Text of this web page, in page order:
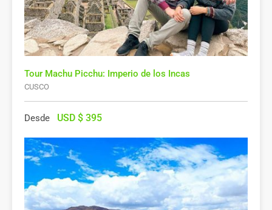
Tour Machu Picchu: Imperio de los Incas
CUSCO
Desde USD $ 395